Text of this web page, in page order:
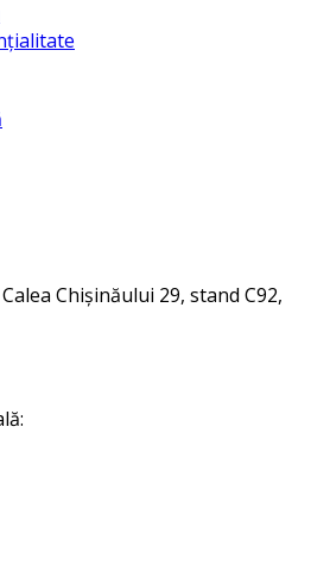
Chișinăului 29, stand C92,